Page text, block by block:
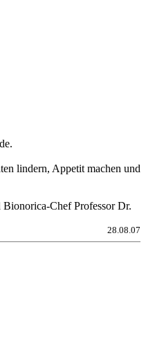
lindern, Appetit machen und
Chef Professor Dr.
28.08.07